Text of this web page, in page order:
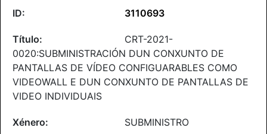
3110693
CRT-2021-
0020:SUBMINISTRACIÓN DUN CONXUNTO DE
PANTALLAS DE VÍDEO CONFIGUARABLES COMO
VIDEOWALL E DUN CONXUNTO DE PANTALLAS DE
VIDEO INDIVIDUAIS
SUBMINISTRO